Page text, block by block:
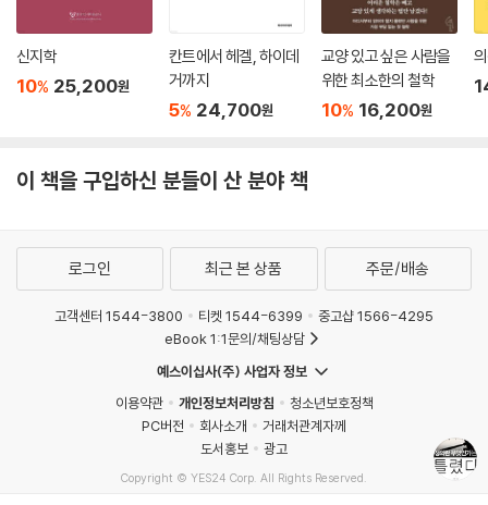
부분의 사람들이 첫 번째 상황에서는 선로를 변경하겠다고 답하고, 두 번
째 상황에서는 행인을 밀어 넘어뜨리지 않겠다고 답한다. 샌델은 여기서
“왜 그럴까? 그 이유는 무엇일까?”라고 질문을 던지기만 할 뿐 직접적인
는 그 행인을 밀어 넘어뜨리기를 망설이는 것이다. 우리에게는 행인을 밀
거나 밀지 않을 권리가 없다. 자신의 몸을 던져 전차를 멈추고 다섯 명의 인
의 딜레마는 단순히 흥미로운 도덕적 딜레마를 제기하는 것에 그치는 것이
으로 사용될 수 없다는 것을 웅변하는 사례이다. 즉 스스로가 목적인 존재
로 살아가기 위한 개인의 자기 결정권, 이것이 바로 마이클 샌델의 정치철
학이 외면하는 것이며 현대 자유주의가 옹호하는 핵심 가치이다.
이것에 반해, 전차의 딜레마에 있어 숨겨진 샌델의 해답은 아마도 다음과
신지학
10% 25,200원
칸트에서 헤겔, 하이데
거까지
5% 24,700원
교양 있고 싶은 사람을
위한 최소한의 철학
10% 16,200원
이 책을 구입하신 분들이 산 분야 책
로그인 최근 본 상품 주문/배송
고객센터 1544-3800 티켓 1544-6399
중고샵 1566-4295
eBook 1:1문의/채팅상담
예스이십사(주) 사업자 정보
이용약관
개인정보처리방침
청소년보호정책
PC버전
회사소개
거래처관계자께
도서홍보
광고
Copyright © YES24 Corp. All Rights Reserved.